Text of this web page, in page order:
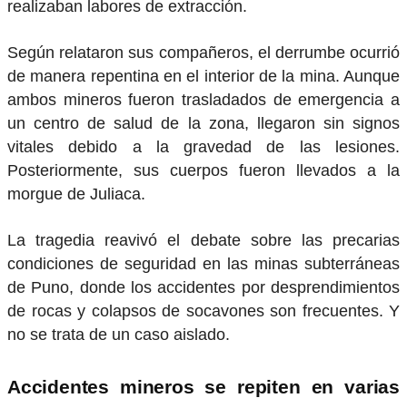
realizaban labores de extracción.
Según relataron sus compañeros, el derrumbe ocurrió
de manera repentina en el interior de la mina. Aunque
ambos mineros fueron trasladados de emergencia a
un centro de salud de la zona, llegaron sin signos
vitales debido a la gravedad de las lesiones.
Posteriormente, sus cuerpos fueron llevados a la
morgue de Juliaca.
La tragedia reavivó el debate sobre las precarias
condiciones de seguridad en las minas subterráneas
de Puno, donde los accidentes por desprendimientos
de rocas y colapsos de socavones son frecuentes. Y
no se trata de un caso aislado.
Accidentes mineros se repiten en varias